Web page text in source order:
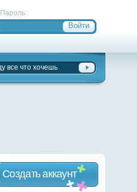
Пароль:
Создать аккаунт